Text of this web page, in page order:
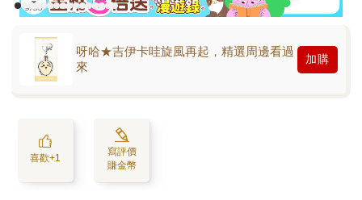
呀哈★吉伊卡哇旋風再起，精選周邊看過
來
加購
喜歡+1
寫評價
賺金幣